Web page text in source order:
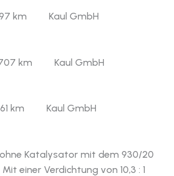
km Kaul GmbH
km Kaul GmbH
km Kaul GmbH
Katalysator mit dem 930/20
einer Verdichtung von 10,3 : 1